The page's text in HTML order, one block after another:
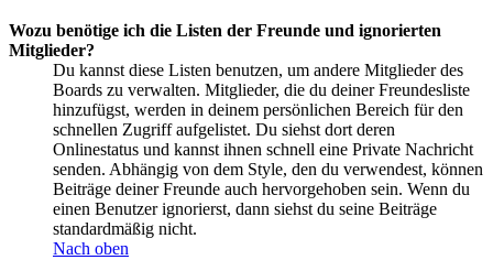
Wozu benötige ich die Listen der Freunde und ignorierten
Mitglieder?
Du kannst diese Listen benutzen, um andere Mitglieder des
Boards zu verwalten. Mitglieder, die du deiner Freundesliste
hinzufügst, werden in deinem persönlichen Bereich für den
schnellen Zugriff aufgelistet. Du siehst dort deren
Onlinestatus und kannst ihnen schnell eine Private Nachricht
senden. Abhängig von dem Style, den du verwendest, können
Beiträge deiner Freunde auch hervorgehoben sein. Wenn du
einen Benutzer ignorierst, dann siehst du seine Beiträge
standardmäßig nicht.
Nach oben